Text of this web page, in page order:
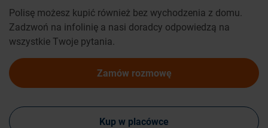
Polisę możesz kupić również bez wychodzenia z domu.
Zadzwoń na infolinię a nasi doradcy odpowiedzą na
wszystkie Twoje pytania.
Zamów rozmowę
Kup w placówce